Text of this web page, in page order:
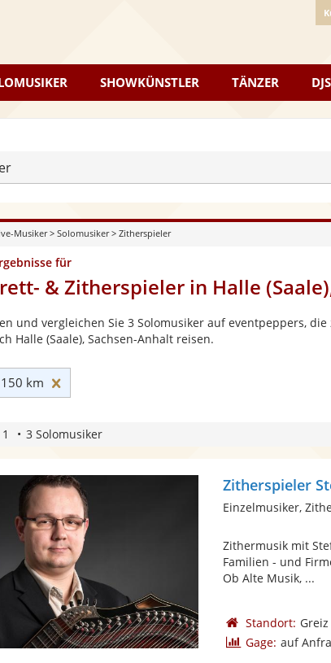
SHOWKÜNSTLER TÄNZER DJS
Musiker> Solomusiker> Zitherspieler
für
& Zitherspieler in Halle
und vergleichen Sie 3 Solomusiker auf eventpeppers,
Halle (Saale), Sachsen-Anhalt reisen.
km
3 Solomusiker
Zitherspieler
Einzelmusiker,
Zithermusik mit
Familien - und
Ob Alte Musik, ...
Standort: Greiz
Gage: auf